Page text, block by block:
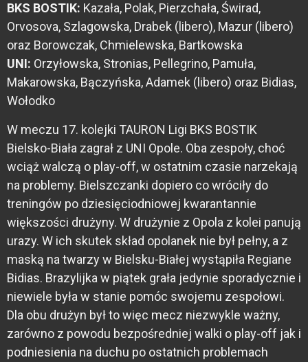
BKS BOSTIK: Kazała, Polak, Pierzchała, Świrad,
Orvosova, Szlagowska, Drabek (libero), Mazur (libero)
oraz Borowczak, Chmielewska, Bartkowska
UNI: Orzyłowska, Stronias, Pellegrino, Pamuła,
Makarowska, Bączyńska, Adamek (libero) oraz Bidias,
Wołodko
W meczu 17. kolejki TAURON Ligi BKS BOSTIK
Bielsko-Biała zagrał z UNI Opole. Oba zespoły, choć
wciąż walczą o play-off, w ostatnim czasie narzekają
na problemy. Bielszczanki dopiero co wróciły do
treningów po dziesięciodniowej kwarantannie
większości drużyny. W drużynie z Opola z kolei panują
urazy. W ich skutek skład opolanek nie był pełny, a z
maską na twarzy w Bielsku-Białej wystąpiła Regiane
Bidias. Brazylijka w piątek grała jedynie sporadycznie i
niewiele była w stanie pomóc swojemu zespołowi.
Dla obu drużyn był to więc mecz niezwykle ważny,
zarówno z powodu bezpośredniej walki o play-off jak i
podniesienia na duchu po ostatnich problemach